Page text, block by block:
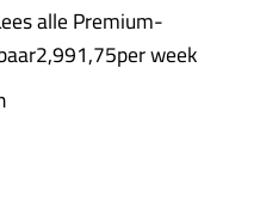
alle Premium-
week